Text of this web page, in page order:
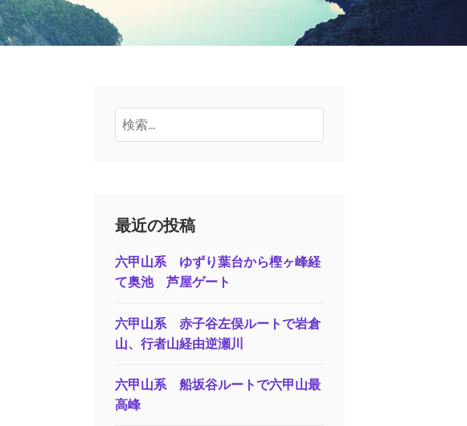
検
索:
最近の投稿
六甲山系 ゆずり葉台から樫ヶ峰経
て奥池 芦屋ゲート
六甲山系 赤子谷左俣ルートで岩倉
山、行者山経由逆瀬川
六甲山系 船坂谷ルートで六甲山最
高峰